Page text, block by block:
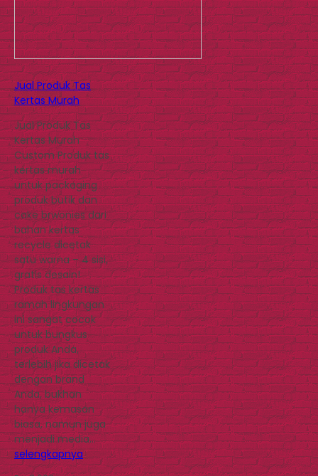
Jual Produk Tas
Kertas Murah
Jual Produk Tas
Kertas Murah
Custom Produk tas
kertas murah
untuk packaging
produk butik dan
cake brwonies dari
bahan kertas
recycle dicetak
satu warna – 4 sisi,
gratis desain!
Produk tas kertas
ramah lingkungan
ini sangat cocok
untuk bungkus
produk Anda,
terlebih jika dicetak
dengan brand
Anda, bukhan
hanya kemasan
biasa, namun juga
menjadi media…
selengkapnya